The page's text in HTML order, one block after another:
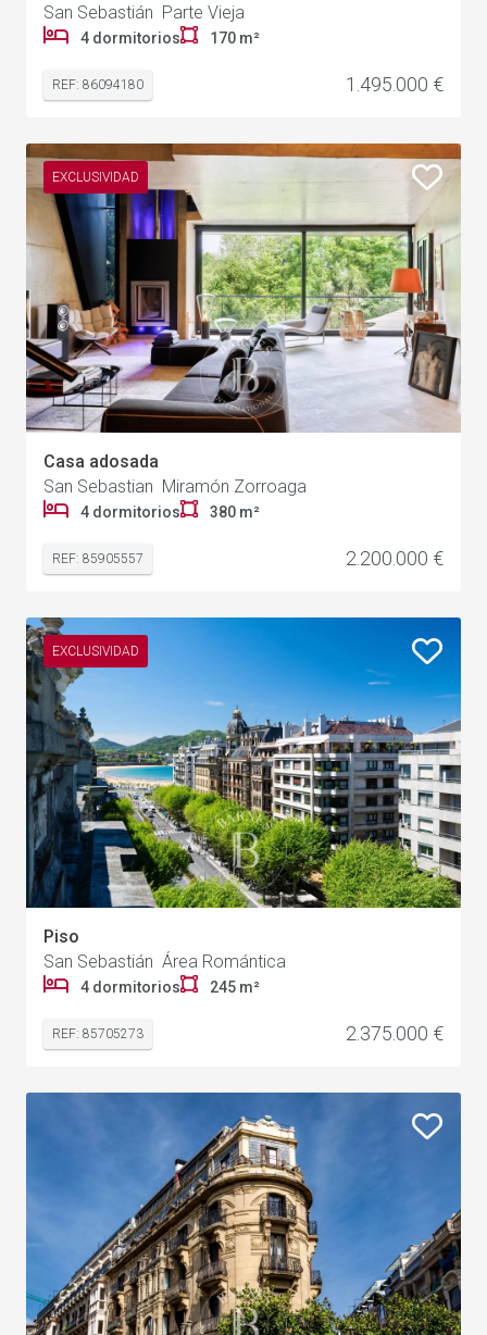
San Sebastián Parte Vieja
4 dormitorios 170 m²
REF: 86094180 1.495.000 €
EXCLUSIVIDAD
Casa adosada
San Sebastian Miramón Zorroaga
4 dormitorios 380 m²
REF: 85905557 2.200.000 €
EXCLUSIVIDAD
Piso
San Sebastián Área Romántica
4 dormitorios 245 m²
REF: 85705273 2.375.000 €